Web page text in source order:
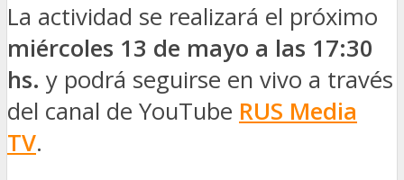
La actividad se realizará el próximo
miércoles 13 de mayo a las 17:30
hs. y podrá seguirse en vivo a través
del canal de YouTube RUS Media
TV.